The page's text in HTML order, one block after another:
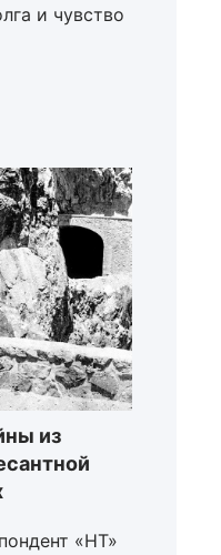
и чувство
из
«НТ»